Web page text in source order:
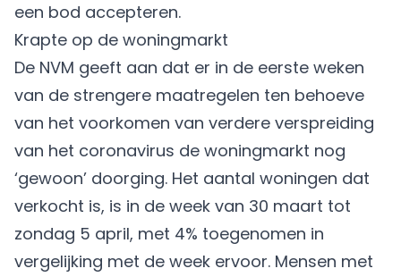
een bod accepteren.
Krapte op de woningmarkt
De NVM geeft aan dat er in de eerste weken
van de strengere maatregelen ten behoeve
van het voorkomen van verdere verspreiding
van het coronavirus de woningmarkt nog
‘gewoon’ doorging. Het aantal woningen dat
verkocht is, is in de week van 30 maart tot
zondag 5 april, met 4% toegenomen in
vergelijking met de week ervoor. Mensen met